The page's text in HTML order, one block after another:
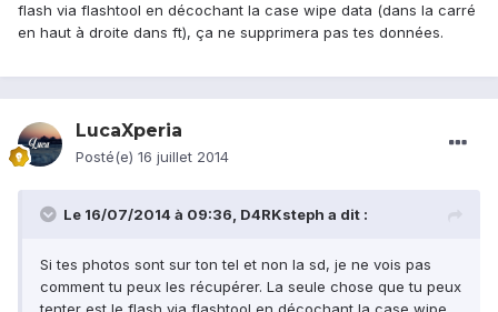
flash via flashtool en décochant la case wipe data (dans la carré
en haut à droite dans ft), ça ne supprimera pas tes données.
LucaXperia
Posté(e) 16 juillet 2014
Le 16/07/2014 à 09:36, D4RKsteph a dit :
Si tes photos sont sur ton tel et non la sd, je ne vois pas
comment tu peux les récupérer. La seule chose que tu peux